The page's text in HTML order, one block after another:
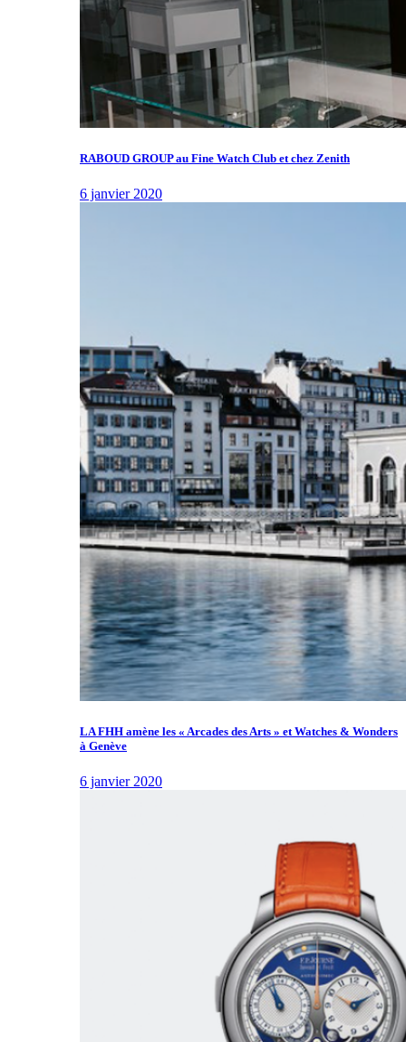
RABOUD GROUP au Fine Watch Club et chez Zenith
6 janvier 2020
LA FHH amène les « Arcades des Arts » et Watches & Wonders
à Genève
6 janvier 2020